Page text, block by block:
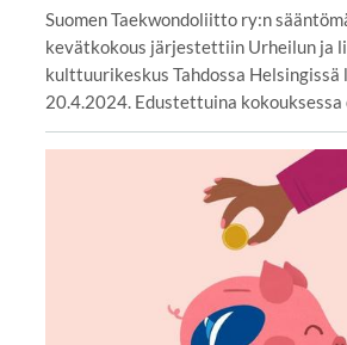
Suomen Taekwondoliitto ry:n
kevätkokous järjestettiin Urheilun ja
kulttuurikeskus Tahdossa Helsingissä
20.4.2024. Edustettuina